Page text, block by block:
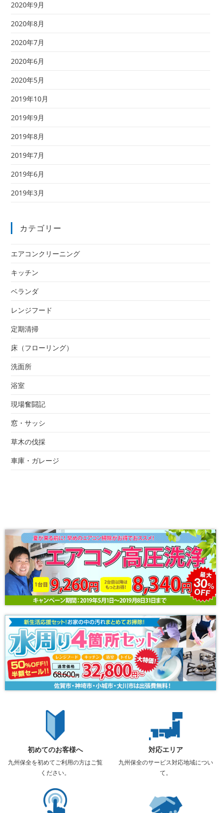
2020年9月
2020年8月
2020年7月
2020年6月
2020年5月
2019年10月
2019年9月
2019年8月
2019年7月
2019年6月
2019年3月
カテゴリー
エアコンクリーニング
キッチン
ベランダ
レンジフード
定期清掃
床（フローリング）
洗面所
浴室
現場奮闘記
窓・サッシ
草木の伐採
車庫・ガレージ
初めてのお客様へ
九州保全を初めてご利用の方はご覧
ください。
対応エリア
九州保全のサービス対応地域につい
て。